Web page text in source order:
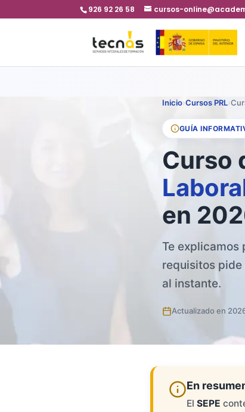
926 92 26 58 cursos-
Inicio›Cursos PRL›
GUÍA
Curso
en
Te explicamos
requisitos
al instante.
Actualizado en
En
El SEPE